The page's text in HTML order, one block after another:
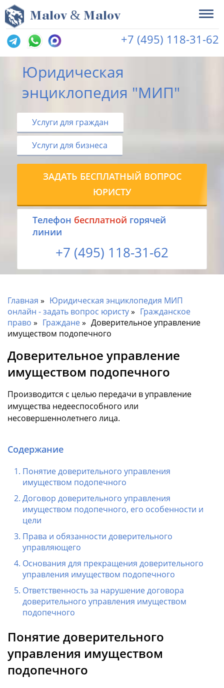
Malov & Malov
+7 (495) 118-31-62
Юридическая
энциклопедия "МИП"
Услуги для граждан
Услуги для бизнеса
ЗАДАТЬ БЕСПЛАТНЫЙ ВОПРОС
ЮРИСТУ
Tелефон бесплатной горячей
линии
+7 (495) 118-31-62
Главная
Юридическая энциклопедия МИП
онлайн - задать вопрос юристу
Гражданское
право
Граждане
Доверительное управление
имуществом подопечного
Доверительное управление
имуществом подопечного
Производится с целью передачи в управление
имущества недееспособного или
несовершеннолетнего лица.
Содержание
Понятие доверительного управления
имуществом подопечного
Договор доверительного управления
имуществом подопечного, его особенности и
цели
Права и обязанности доверительного
управляющего
Основания для прекращения доверительного
управления имуществом подопечного
Ответственность за нарушение договора
доверительного управления имуществом
подопечного
Понятие доверительного
управления имуществом
подопечного